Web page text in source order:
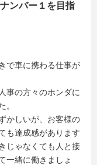
ンバー１を目指
で車に携わる仕事が
事の方々のホンダに
。
かしいが、お客様の
も達成感があります
じゃなくても人と接
一緒に働きましょ